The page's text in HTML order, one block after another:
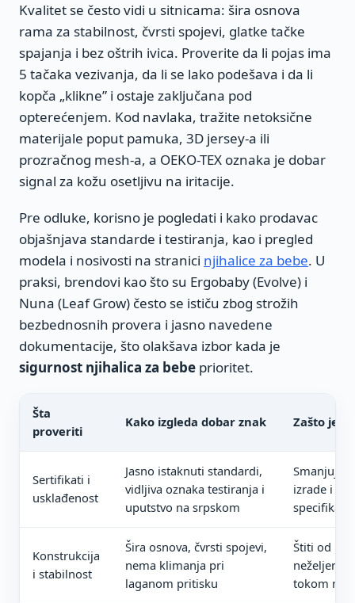
Kvalitet se često vidi u sitnicama: šira osnova
rama za stabilnost, čvrsti spojevi, glatke tačke
spajanja i bez oštrih ivica. Proverite da li pojas ima
5 tačaka vezivanja, da li se lako podešava i da li
kopča „klikne” i ostaje zaključana pod
opterećenjem. Kod navlaka, tražite netoksične
materijale poput pamuka, 3D jersey-a ili
prozračnog mesh-a, a OEKO-TEX oznaka je dobar
signal za kožu osetljivu na iritacije.
Pre odluke, korisno je pogledati i kako prodavac
objašnjava standarde i testiranja, kao i pregled
modela i nosivosti na stranici njihalice za bebe. U
praksi, brendovi kao što su Ergobaby (Evolve) i
Nuna (Leaf Grow) često se ističu zbog strožih
bezbednosnih provera i jasno navedene
dokumentacije, što olakšava izbor kada je
sigurnost njihalica za bebe prioritet.
Šta
proveriti
Kako izgleda dobar znak Zašto je
Sertifikati i
usklađenost
Jasno istaknuti standardi,
vidljiva oznaka testiranja i
uputstvo na srpskom
Smanjuje
izrade i
Konstrukcija
i stabilnost
Šira osnova, čvrsti spojevi,
nema klimanja pri
laganom pritisku
Štiti od
neželjenih
tokom